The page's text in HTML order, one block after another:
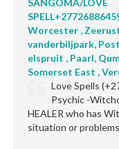
SANGOMA/LOVE
Worcester ,
vanderbiljpark,
elspruit , Paarl,
Somerset East ,
Love Spells
Psychic -
HEALER who has
situation or